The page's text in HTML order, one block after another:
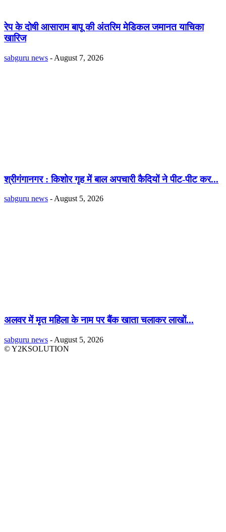
रेप के दोषी आसाराम बापू की अंतरिम मेडिकल जमानत याचिका
खारिज
sabguru news - August 7, 2026
श्रीगंगानगर : किशोर गृह में बाल अपचारी कैदियों ने पीट-पीट कर...
sabguru news - August 5, 2026
अलवर में मृत महिला के नाम पर बैंक खाता चलाकर लाखों...
sabguru news - August 5, 2026
© Y2KSOLUTION